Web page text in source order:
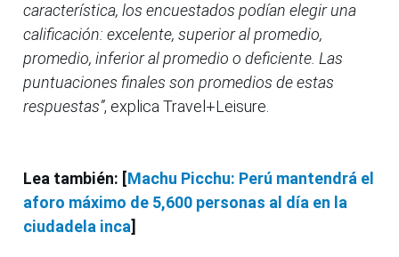
característica, los encuestados podían elegir una
calificación: excelente, superior al promedio,
promedio, inferior al promedio o deficiente. Las
puntuaciones finales son promedios de estas
respuestas”, explica Travel+Leisure.
Lea también: [Machu Picchu: Perú mantendrá el
aforo máximo de 5,600 personas al día en la
ciudadela inca]